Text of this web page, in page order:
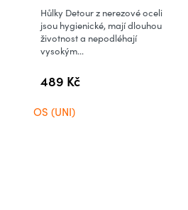
489 Kč
Hůlky Detour z nerezové oceli
jsou hygienické, mají dlouhou
životnost a nepodléhají
vysokým...
OS (UNI)